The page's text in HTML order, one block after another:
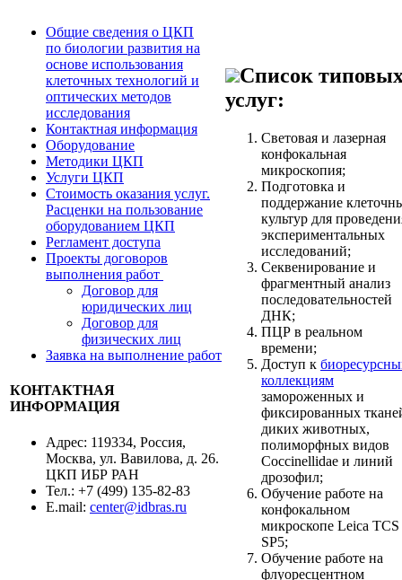
Общие сведения о ЦКП
по биологии развития на
основе использования
клеточных технологий и
оптических методов
исследования
Контактная информация
Оборудование
Методики ЦКП
Услуги ЦКП
Стоимость оказания услуг.
Расценки на пользование
оборудованием ЦКП
Регламент доступа
Проекты договоров
выполнения работ
Договор для
юридических лиц
Договор для
физических лиц
Заявка на выполнение работ
КОНТАКТНАЯ
ИНФОРМАЦИЯ
Адрес: 119334, Россия,
Москва, ул. Вавилова, д. 26.
ЦКП ИБР РАН
Тел.: +7 (499) 135-82-83
Е.mail: center@idbras.ru
Список
услуг:
Световая и лазерная
конфокальная
микроскопия;
Подготовка и
поддержание
культур для
экспериментальных
исследований;
Секвенирование и
фрагментный анализ
последовательностей
ДНК;
ПЦР в реальном
времени;
Доступ к
коллекциям
замороженных и
фиксированных
диких животных,
полиморфных видов
Coccinellidae и линий
дрозофил;
Обучение работе на
конфокальном
микроскопе Leica TCS
SP5;
Обучение работе на
флуоресцентном